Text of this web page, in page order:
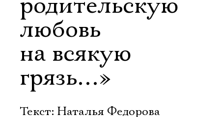
любовь
на всякую
грязь…»
Текст: Наталья Федорова